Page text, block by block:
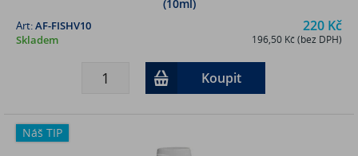
(10ml)
220 Kč
196,50 Kč (bez DPH)
Art:AF-FISHV10
Skladem
Koupit
Náš TIP